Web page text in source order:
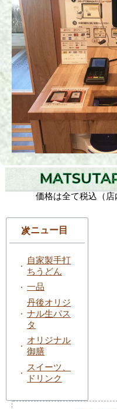
価格は全て税込（店
メニュー目次
自家製手打
ちうどん
一品
丹後オリジ
ナル生パス
タ
オリジナル
御膳
スイーツ、
ドリンク